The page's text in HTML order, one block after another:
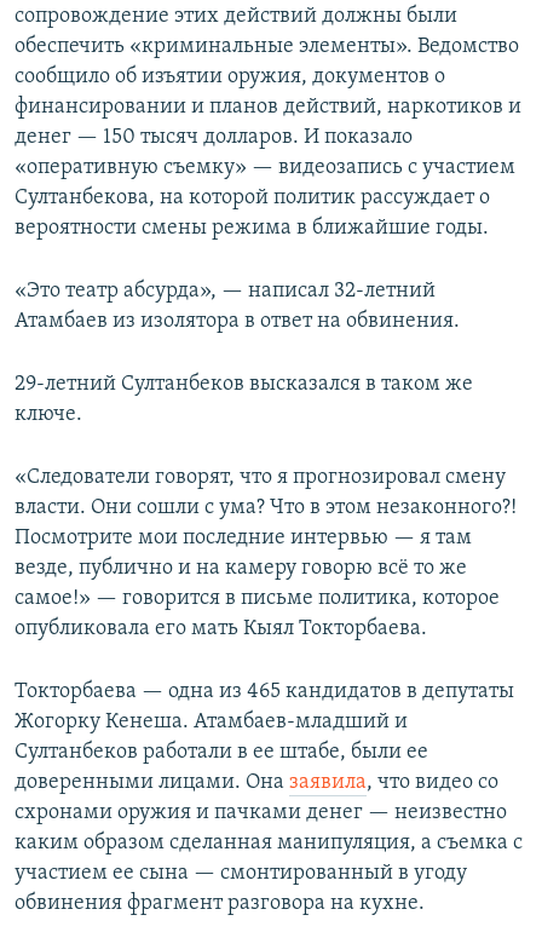
сопровождение этих действий должны были
обеспечить «криминальные элементы». Ведомство
сообщило об изъятии оружия, документов о
финансировании и планов действий, наркотиков и
денег — 150 тысяч долларов. И показало
«оперативную съемку» — видеозапись с участием
Султанбекова, на которой политик рассуждает о
вероятности смены режима в ближайшие годы.
«Это театр абсурда», — написал 32-летний
Атамбаев из изолятора в ответ на обвинения.
29-летний Султанбеков высказался в таком же
ключе.
«Следователи говорят, что я прогнозировал смену
власти. Они сошли с ума? Что в этом незаконного?!
Посмотрите мои последние интервью — я там
везде, публично и на камеру говорю всё то же
самое!» — говорится в письме политика, которое
опубликовала его мать Кыял Токторбаева.
Токторбаева — одна из 465 кандидатов в депутаты
Жогорку Кенеша. Атамбаев-младший и
Султанбеков работали в ее штабе, были ее
доверенными лицами. Она заявила, что видео со
схронами оружия и пачками денег — неизвестно
каким образом сделанная манипуляция, а съемка с
участием ее сына — смонтированный в угоду
обвинения фрагмент разговора на кухне.